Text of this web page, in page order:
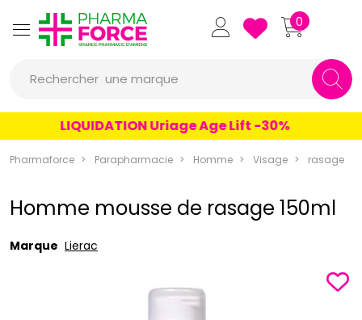
Pharmaforce Grande Pharmacie
0
Rechercher
un produit
une marque
LIQUIDATION Uriage Age Lift -30%
Pharmaforce Parapharmacie Homme Visage rasage
Homme mousse de rasage 150ml
Marque Lierac